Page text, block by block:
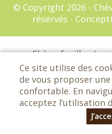
© Copyright 2026 -
réservés -
Chèvrefeuille -
72650 Saint-
Ce site utilise des
de vous proposer
confortable. En
acceptez l’utilisation